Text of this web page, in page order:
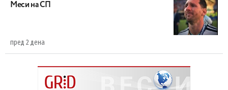
Меси на СП
пред 2 дена